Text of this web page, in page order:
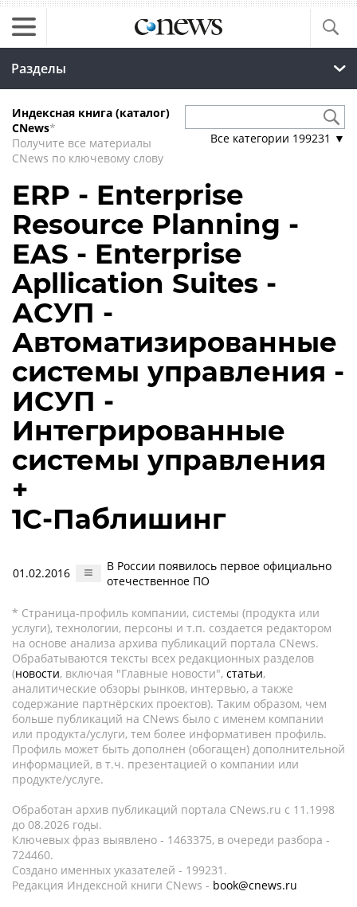
Разделы
Индексная книга (каталог)
CNews*
Получите все материалы
CNews по ключевому слову
Все категории 199231 ▼
ERP - Enterprise
Resource Planning -
EAS - Enterprise
Apllication Suites -
АСУП -
Автоматизированные
системы управления -
ИСУП -
Интегрированные
системы управления
+
1С-Паблишинг
01.02.2016
В России появилось первое официально
отечественное ПО
* Страница-профиль компании, системы (продукта или
услуги), технологии, персоны и т.п. создается редактором
на основе анализа архива публикаций портала CNews.
Обрабатываются тексты всех редакционных разделов
(новости, включая "Главные новости", статьи,
аналитические обзоры рынков, интервью, а также
содержание партнёрских проектов). Таким образом, чем
больше публикаций на CNews было с именем компании
или продукта/услуги, тем более информативен профиль.
Профиль может быть дополнен (обогащен) дополнительной
информацией, в т.ч. презентацией о компании или
продукте/услуге.
Обработан архив публикаций портала CNews.ru c 11.1998
до 08.2026 годы.
Ключевых фраз выявлено - 1463375, в очереди разбора -
724460.
Создано именных указателей - 199231.
Редакция Индексной книги CNews - book@cnews.ru